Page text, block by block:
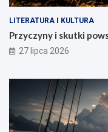
LITERATURA I KULTURA
Przyczyny i skutki
27 lipca 2026